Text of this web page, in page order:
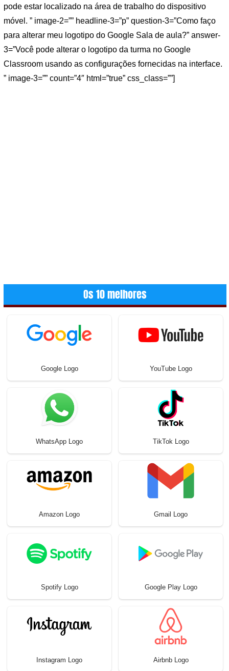
pode estar localizado na área de trabalho do dispositivo
móvel. ” image-2=”” headline-3=”p” question-3=”Como faço
para alterar meu logotipo do Google Sala de aula?” answer-
3=”Você pode alterar o logotipo da turma no Google
Classroom usando as configurações fornecidas na interface.
” image-3=”” count=”4″ html=”true” css_class=””]
Os 10 melhores
Google Logo YouTube Logo
WhatsApp Logo TikTok Logo
Amazon Logo Gmail Logo
Spotify Logo Google Play Logo
Instagram Logo Airbnb Logo